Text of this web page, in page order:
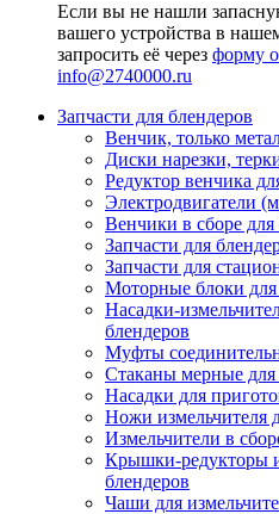
Если вы не нашли
вашего устройства в
запросить её через форму
info@2740000.ru
Запчасти для блендеров
Венчик, только
Диски нарезки,
Редуктор венчика
Электродвигатели
Венчики в сборе для
Запчасти для
Запчасти для
Моторные блоки
Насадки-
блендеров
Муфты
Стаканы мерные для
Насадки для
Ножи измельчителя
Измельчители в
Крышки-редукторы
блендеров
Чаши для